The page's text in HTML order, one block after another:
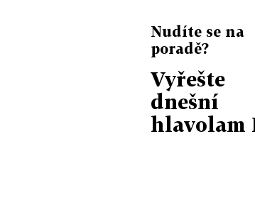
Nudíte se na
poradě?
Vyřešte
dnešní
hlavolam